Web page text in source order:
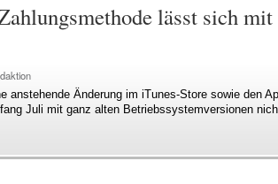
lässt sich
anstehende Änderung im iTunes-Store sowie den
Juli mit ganz alten Betriebssystemversionen